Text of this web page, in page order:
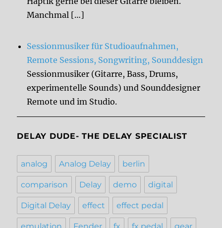
Manchmal […]
Sessionmusiker für Studioaufnahmen,
Remote Sessions, Songwriting, Sounddesign
Sessionmusiker (Gitarre, Bass, Drums,
experimentelle Sounds) und Sounddesigner
Remote und im Studio.
DELAY DUDE- THE DELAY SPECIALIST
analog Analog Delay berlin
comparison Delay demo digital
Digital Delay effect effect pedal
emulation Fender fx fx pedal gear